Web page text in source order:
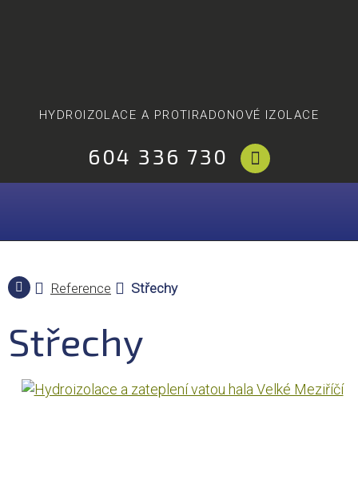
HYDROIZOLACE A PROTIRADONOVÉ IZOLACE
604 336 730
Reference Střechy
Střechy